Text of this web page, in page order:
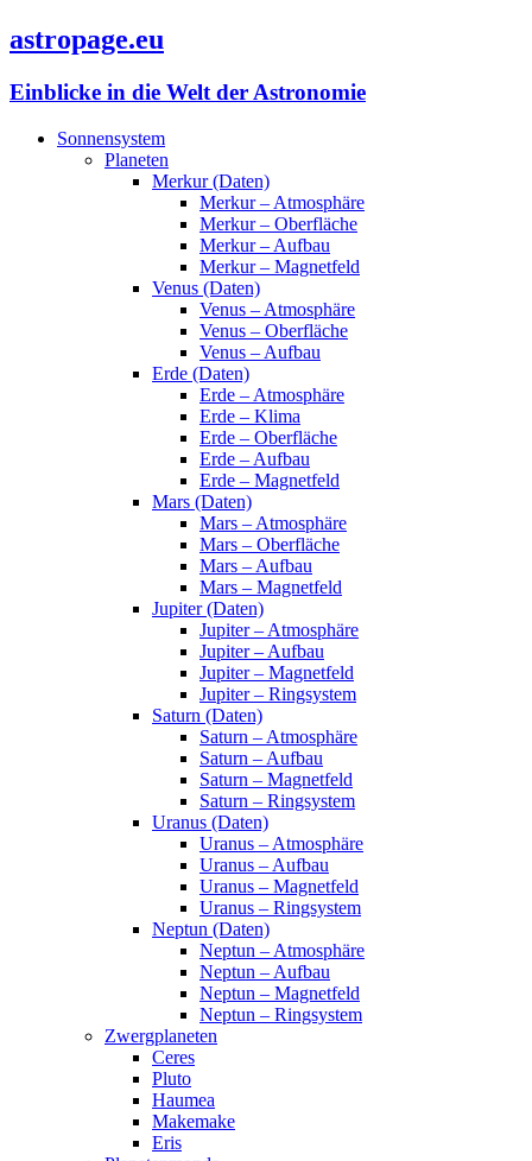
astropage.eu
Einblicke in die Welt der Astronomie
Sonnensystem
Planeten
Merkur (Daten)
Merkur – Atmosphäre
Merkur – Oberfläche
Merkur – Aufbau
Merkur – Magnetfeld
Venus (Daten)
Venus – Atmosphäre
Venus – Oberfläche
Venus – Aufbau
Erde (Daten)
Erde – Atmosphäre
Erde – Klima
Erde – Oberfläche
Erde – Aufbau
Erde – Magnetfeld
Mars (Daten)
Mars – Atmosphäre
Mars – Oberfläche
Mars – Aufbau
Mars – Magnetfeld
Jupiter (Daten)
Jupiter – Atmosphäre
Jupiter – Aufbau
Jupiter – Magnetfeld
Jupiter – Ringsystem
Saturn (Daten)
Saturn – Atmosphäre
Saturn – Aufbau
Saturn – Magnetfeld
Saturn – Ringsystem
Uranus (Daten)
Uranus – Atmosphäre
Uranus – Aufbau
Uranus – Magnetfeld
Uranus – Ringsystem
Neptun (Daten)
Neptun – Atmosphäre
Neptun – Aufbau
Neptun – Magnetfeld
Neptun – Ringsystem
Zwergplaneten
Ceres
Pluto
Haumea
Makemake
Eris